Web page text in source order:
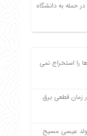
حمله به دانشگاه
را استخراج نمی
زمان قطعی برق
عیسی مسیح